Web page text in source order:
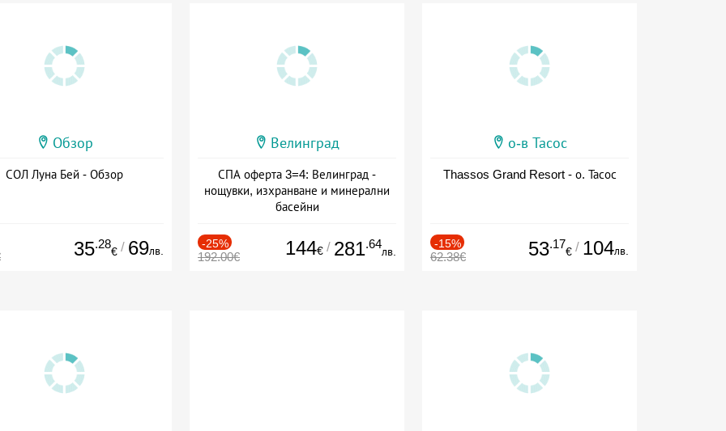
Обзор
СОЛ Луна Бей - Обзор
35.28
€ / 69лв.
Велинград
СПА оферта 3=4: Велинград -
нощувки, изхранване и минерални
басейни
-25%
192.00€ 144€ / 281.64
лв.
о-в Тасос
Thassos Grand Resort - о. Тасос
-15%
62.38€ 53.17
€ / 104лв.